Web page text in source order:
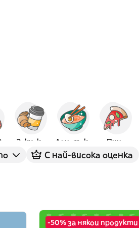
Закуска Азиатска Пица
С най-висока оценка
-50% за някои продукти